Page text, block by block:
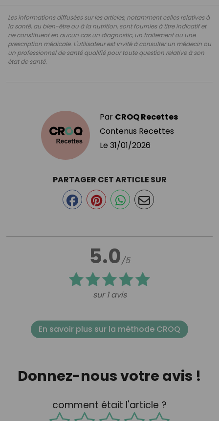
Les informations diffusées sur les articles, notamment celles relatives à
la santé, au bien-être ou à la nutrition, sont fournies à titre indicatif et
ne constituent en aucun cas un diagnostic, un traitement ou une
prescription médicale. L'utilisateur est invité à consulter un médecin ou
un professionnel de santé qualifié pour toute question relative à son
état de santé.
Par CROQ Recettes
Contenus Recettes
Le 31/01/2026
5.0/5
sur 1 avis
PARTAGER CET ARTICLE SUR
En savoir plus sur la méthode CROQ
Donnez-nous votre avis !
comment était l'article ?